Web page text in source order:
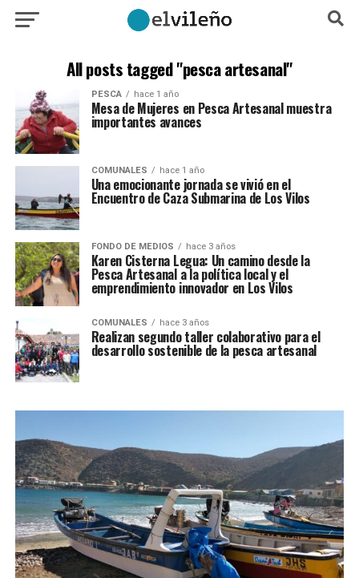
All posts tagged "pesca artesanal"
PESCA hace 1 año
Mesa de Mujeres en Pesca Artesanal muestra
importantes avances
COMUNALES hace 1 año
Una emocionante jornada se vivió en el
Encuentro de Caza Submarina de Los Vilos
FONDO DE MEDIOS hace 3 años
Karen Cisterna Legua: Un camino desde la
Pesca Artesanal a la política local y el
emprendimiento innovador en Los Vilos
COMUNALES hace 3 años
Realizan segundo taller colaborativo para el
desarrollo sostenible de la pesca artesanal